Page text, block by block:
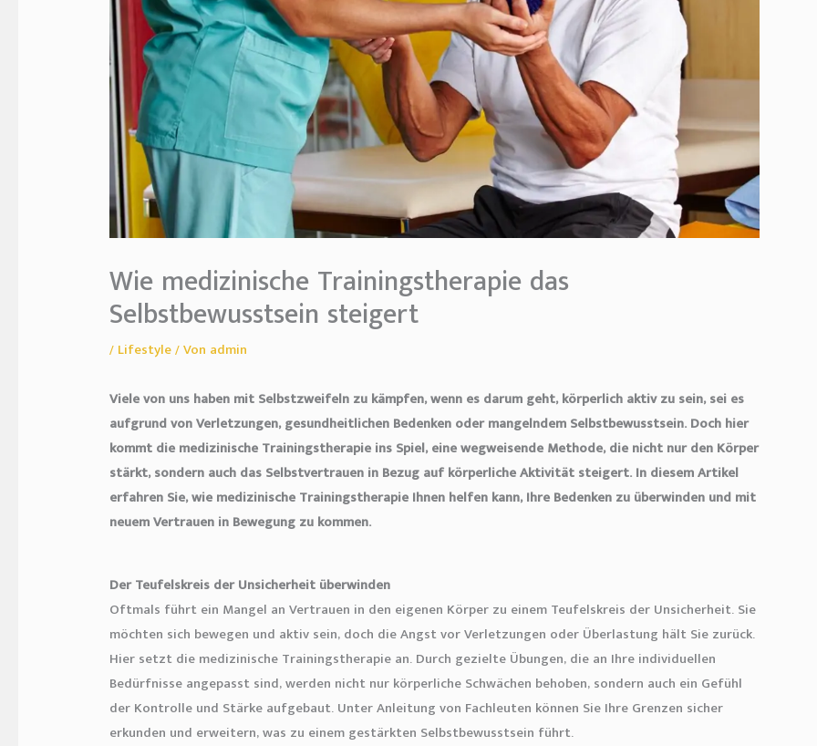
Wie medizinische Trainingstherapie das
Selbstbewusstsein steigert
/ Lifestyle/ Von admin
Viele von uns haben mit Selbstzweifeln zu kämpfen, wenn es darum geht, körperlich aktiv zu sein, sei es
aufgrund von Verletzungen, gesundheitlichen Bedenken oder mangelndem Selbstbewusstsein. Doch hier
kommt die medizinische Trainingstherapie ins Spiel, eine wegweisende Methode, die nicht nur den Körper
stärkt, sondern auch das Selbstvertrauen in Bezug auf körperliche Aktivität steigert. In diesem Artikel
erfahren Sie, wie medizinische Trainingstherapie Ihnen helfen kann, Ihre Bedenken zu überwinden und mit
neuem Vertrauen in Bewegung zu kommen.
Der Teufelskreis der Unsicherheit überwinden
Oftmals führt ein Mangel an Vertrauen in den eigenen Körper zu einem Teufelskreis der Unsicherheit. Sie
möchten sich bewegen und aktiv sein, doch die Angst vor Verletzungen oder Überlastung hält Sie zurück.
Hier setzt die medizinische Trainingstherapie an. Durch gezielte Übungen, die an Ihre individuellen
Bedürfnisse angepasst sind, werden nicht nur körperliche Schwächen behoben, sondern auch ein Gefühl
der Kontrolle und Stärke aufgebaut. Unter Anleitung von Fachleuten können Sie Ihre Grenzen sicher
erkunden und erweitern, was zu einem gestärkten Selbstbewusstsein führt.